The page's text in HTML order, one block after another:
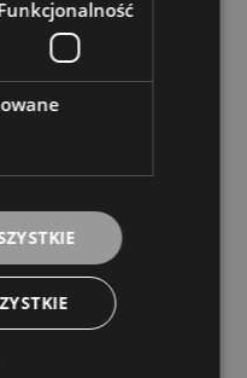
POWIADOM O DOSTĘPNOŚCI
279,00 zł
POWIADOM O DOSTĘPNOŚCI